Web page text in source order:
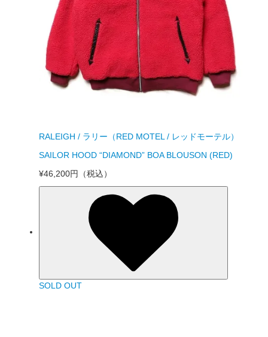
RALEIGH / ラリー（RED MOTEL / レッドモーテル）
SAILOR HOOD “DIAMOND” BOA BLOUSON (RED)
¥46,200円
（税込）
SOLD OUT